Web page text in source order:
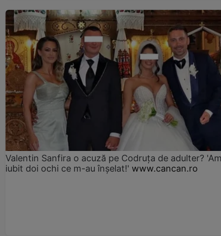
Valentin Sanfira o acuză pe Codruța de adulter?
iubit doi ochi ce m-au înșelat!' www.cancan.ro